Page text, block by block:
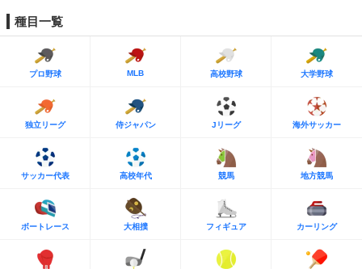
種目一覧
プロ野球 MLB 高校野球 大学野球
独立リーグ 侍ジャパン Jリーグ 海外サッカー
サッカー代表 高校年代 競馬 地方競馬
ボートレース 大相撲 フィギュア カーリング